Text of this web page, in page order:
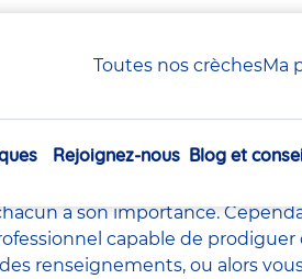
Toutes nos crèchesMa
Navigation
Rejoignez-nous Blog et
tels que ledirecteur de la
a son importance.
capable de
renseignements, ou alors